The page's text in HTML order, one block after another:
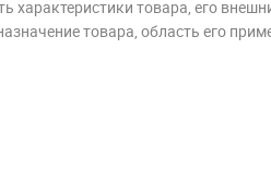
характеристики товара, его
товара, область его